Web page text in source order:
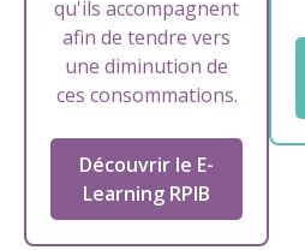
qu'ils accompagnent
afin de tendre vers
une diminution de
ces consommations.
Découvrir le E-
Learning RPIB